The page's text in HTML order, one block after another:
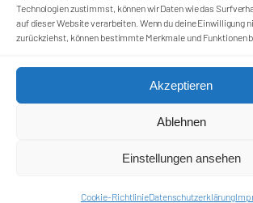
Technologien zustimmst, können wir Daten wie das
auf dieser Website verarbeiten. Wenn du deine Einwilligung
zurückziehst, können bestimmte Merkmale und Funktionen
Akzeptieren
Ablehnen
Einstellungen ansehen
Cookie-RichtlinieDatenschutzerklärung
Förderkreis Ostkurve e.V.
Datenschutzerklärung